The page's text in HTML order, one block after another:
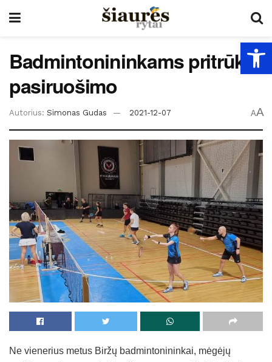
Badmintonininkams pritrūko
pasiruošimo
Autorius: Simonas Gudas 2021-12-07 AA
Ne vienerius metus Biržų badmintonininkai, mėgėjų